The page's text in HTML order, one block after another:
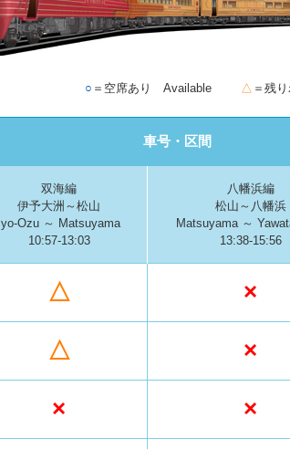
○ ＝空席あり Available △ ＝残
車号・区間
双海編
伊予大洲～松山
Iyo-Ozu ～ Matsuyama
10:57-13:03
八幡浜編
松山～八幡浜
Matsuyama ～
13:38-15:56
△ ×
△ ×
× ×